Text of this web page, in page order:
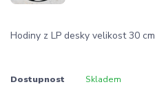
Hodiny z LP desky velikost 30 cm
Dostupnost Skladem